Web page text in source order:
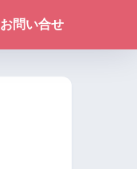
お問い合せ